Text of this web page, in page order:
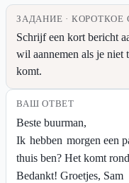
ЗАДАНИЕ · КОРОТКОЕ
Schrijf een kort bericht
wil aannemen als je niet
komt.
ВАШ ОТВЕТ
Beste buurman,
Ik hebben morgen een
thuis ben? Het komt
Bedankt! Groetjes, Sam